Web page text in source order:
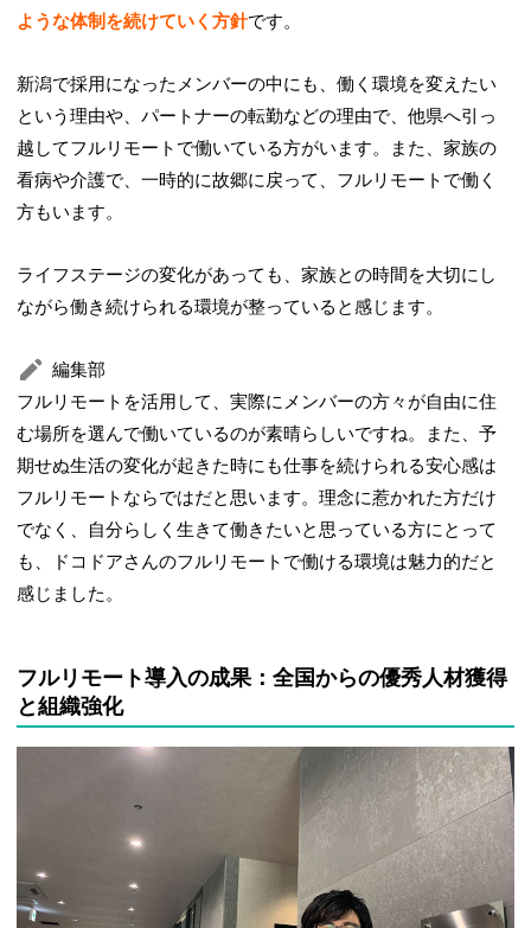
ような体制を続けていく方針です。
新潟で採用になったメンバーの中にも、働く環境を変えたい
という理由や、パートナーの転勤などの理由で、他県へ引っ
越してフルリモートで働いている方がいます。また、家族の
看病や介護で、一時的に故郷に戻って、フルリモートで働く
方もいます。
ライフステージの変化があっても、家族との時間を大切にし
ながら働き続けられる環境が整っていると感じます。
編集部
フルリモートを活用して、実際にメンバーの方々が自由に住
む場所を選んで働いているのが素晴らしいですね。また、予
期せぬ生活の変化が起きた時にも仕事を続けられる安心感は
フルリモートならではだと思います。理念に惹かれた方だけ
でなく、自分らしく生きて働きたいと思っている方にとって
も、ドコドアさんのフルリモートで働ける環境は魅力的だと
感じました。
フルリモート導入の成果：全国からの優秀人材獲得
と組織強化